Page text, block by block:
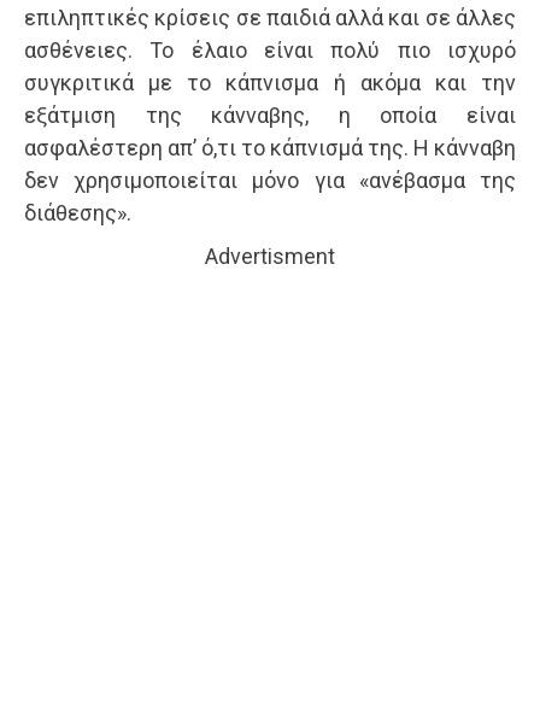
επιληπτικές κρίσεις σε παιδιά αλλά και σε άλλες
ασθένειες. Το έλαιο είναι πολύ πιο ισχυρό
συγκριτικά με το κάπνισμα ή ακόμα και την
εξάτμιση της κάνναβης, η οποία είναι
ασφαλέστερη απ’ ό,τι το κάπνισμά της. Η κάνναβη
δεν χρησιμοποιείται μόνο για «ανέβασμα της
διάθεσης».
Advertisment